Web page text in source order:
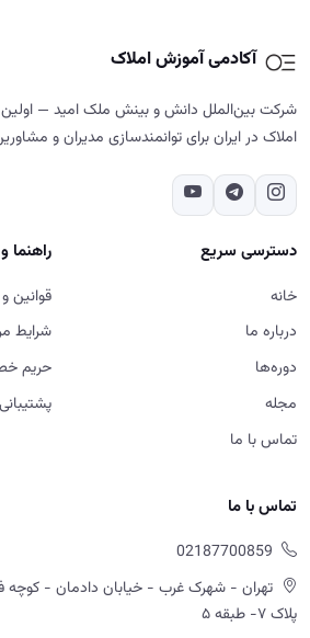
آکادمی آموزش املاک
شرکت بین‌الملل دانش و بینش ملک امید —
املاک در ایران برای توانمندسازی مدیران و
دسترسی سریع
خانه
درباره ما
دوره‌ها
مجله
تماس با ما
راهنما
قوانین
شرایط
حریم
تماس با ما
02187700859
تهران - شهرک غرب - خیابان دادمان -
پلاک ۷- طبقه ۵